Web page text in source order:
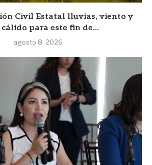
Civil Estatal lluvias, viento y
para este fin de...
agosto 8, 2026